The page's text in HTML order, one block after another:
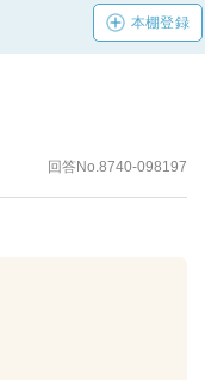
本棚登録
回答No.8740-098197